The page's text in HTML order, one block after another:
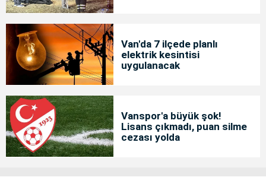
Van'da 7 ilçede planlı
elektrik kesintisi
uygulanacak
Vanspor'a büyük şok!
Lisans çıkmadı, puan silme
cezası yolda